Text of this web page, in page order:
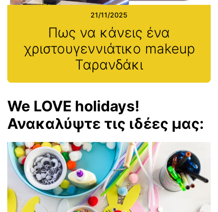
21/11/2025
Πως να κάνεις ένα
χριστουγεννιάτικο makeup
Ταρανδάκι
We LOVE holidays!
Ανακαλύψτε τις ιδέες μας: